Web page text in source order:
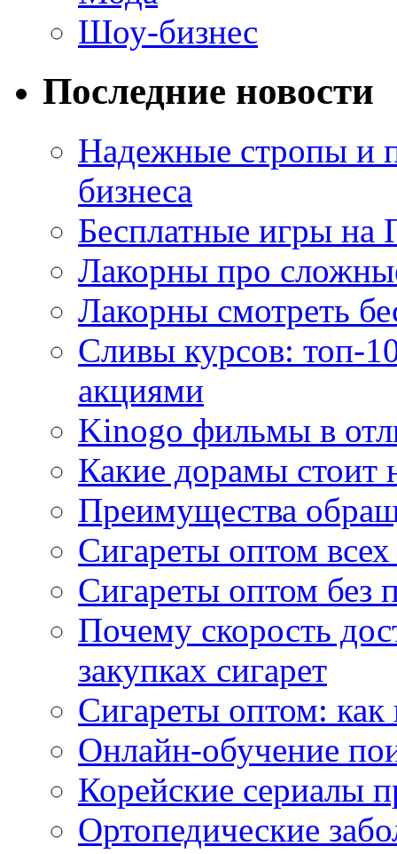
Шоу-бизнес
Последние новости
Надежные стропы и
бизнеса
Бесплатные игры на
Лакорны про
Лакорны смотреть
Сливы курсов: топ-
акциями
Kinogo фильмы в
Какие дорамы стоит
Преимущества
Сигареты оптом
Сигареты оптом без
Почему скорость
закупках сигарет
Сигареты оптом:
Онлайн-обучение
Корейские сериалы
Ортопедические